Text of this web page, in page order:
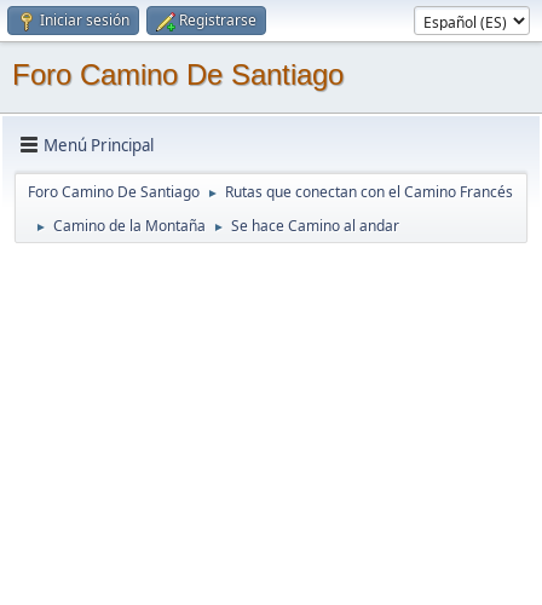
Iniciar sesión Registrarse
Foro Camino De Santiago
Menú Principal
Foro Camino De Santiago ► Rutas que conectan con el Camino Francés
► Camino de la Montaña ► Se hace Camino al andar